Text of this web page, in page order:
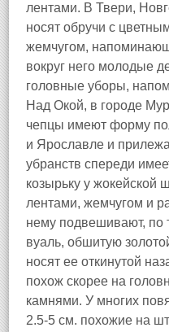
лентами. В Твери,
носят обручи с
жемчугом,
вокруг него молодые
головные уборы,
Над Окой, в городе
чепцы имеют форму
и Ярославле и
убранств спереди
козырьку у жокейской
лентами, жемчугом и
нему подвешивают, по
вуаль, обшитую
носят ее откинутой
похож скорее на
камнями. У многих
2.5-5 см. похожие на